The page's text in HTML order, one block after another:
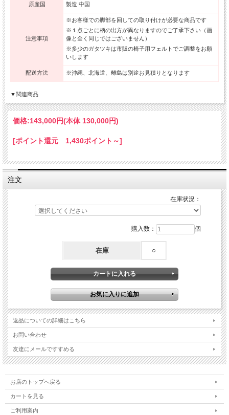
原産国 製造 中国
注意事項
※お客様での脚部を回しての取り付けが必要な商品です
※１点ごとに柄の出方が異なりますのでご了承下さい（画
像と全く同じではございません）
※多少のガタツキは市販の椅子用フェルトでご調整をお願
いします
配送方法 ※沖縄、北海道、離島は別途お見積りとなります
▼関連商品
価格:143,000円(本体 130,000円)
[ポイント還元 1,430ポイント～]
注文
在庫状況：
購入数： 個
在庫 ○
返品についての詳細はこちら
お問い合わせ
友達にメールですすめる
お店のトップへ戻る
カートを見る
ご利用案内